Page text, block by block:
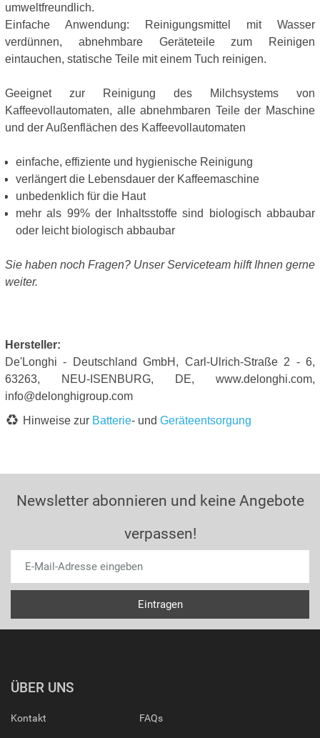
umweltfreundlich.
Einfache Anwendung: Reinigungsmittel mit Wasser
verdünnen, abnehmbare Geräteteile zum Reinigen
eintauchen, statische Teile mit einem Tuch reinigen.
Geeignet zur Reinigung des Milchsystems von
Kaffeevollautomaten, alle abnehmbaren Teile der Maschine
und der Außenflächen des Kaffeevollautomaten
einfache, effiziente und hygienische Reinigung
verlängert die Lebensdauer der Kaffeemaschine
unbedenklich für die Haut
mehr als 99% der Inhaltsstoffe sind biologisch abbaubar
oder leicht biologisch abbaubar
Sie haben noch Fragen? Unser Serviceteam hilft Ihnen gerne
weiter.
Hersteller:
De'Longhi - Deutschland GmbH, Carl-Ulrich-Straße 2 - 6,
63263, NEU-ISENBURG, DE, www.delonghi.com,
info@delonghigroup.com
Hinweise zur Batterie- und Geräteentsorgung
Newsletter abonnieren und keine Angebote
verpassen!
ÜBER UNS
Kontakt FAQs